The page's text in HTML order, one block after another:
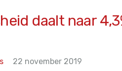
daalt naar
22 november 2019